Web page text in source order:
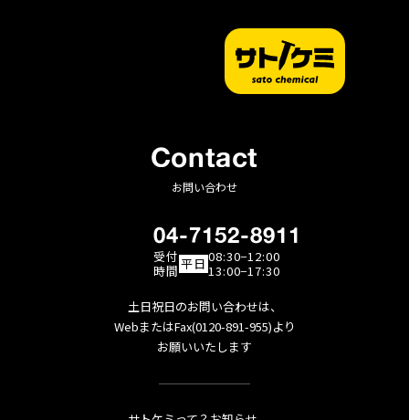
Contact
お問い合わせ
04-7152-8911
受付
時間平日 08:30−12:00
13:00−17:30
土日祝日のお問い合わせは、
WebまたはFax(0120-891-955)より
お願いいたします